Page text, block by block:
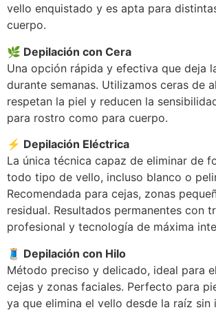
vello enquistado y es apta para
cuerpo.
🌿 Depilación con Cera
Una opción rápida y efectiva que deja
durante semanas. Utilizamos ceras de
respetan la piel y reducen la
para rostro como para cuerpo.
⚡ Depilación Eléctrica
La única técnica capaz de eliminar de
todo tipo de vello, incluso blanco o
Recomendada para cejas, zonas
residual. Resultados permanentes con
profesional y tecnología de máxima
🧵 Depilación con Hilo
Método preciso y delicado, ideal para
cejas y zonas faciales. Perfecto para
ya que elimina el vello desde la raíz sin